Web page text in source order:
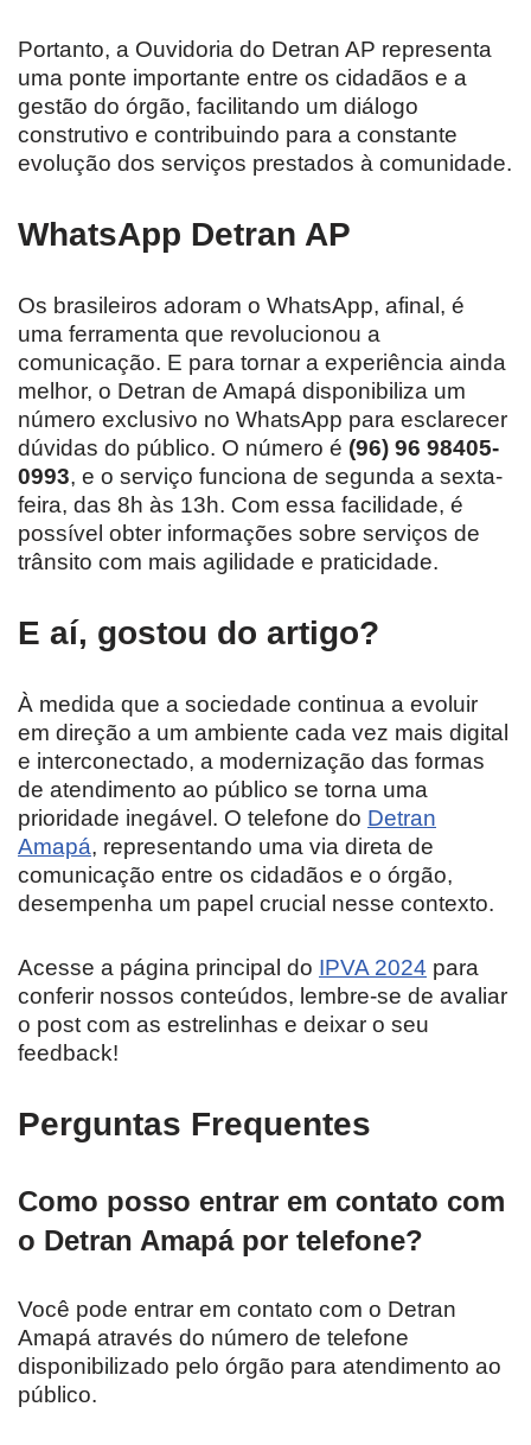
Portanto, a Ouvidoria do Detran AP representa
uma ponte importante entre os cidadãos e a
gestão do órgão, facilitando um diálogo
construtivo e contribuindo para a constante
evolução dos serviços prestados à comunidade.
WhatsApp Detran AP
Os brasileiros adoram o WhatsApp, afinal, é
uma ferramenta que revolucionou a
comunicação. E para tornar a experiência ainda
melhor, o Detran de Amapá disponibiliza um
número exclusivo no WhatsApp para esclarecer
dúvidas do público. O número é (96) 96 98405-
0993, e o serviço funciona de segunda a sexta-
feira, das 8h às 13h. Com essa facilidade, é
possível obter informações sobre serviços de
trânsito com mais agilidade e praticidade.
E aí, gostou do artigo?
À medida que a sociedade continua a evoluir
em direção a um ambiente cada vez mais digital
e interconectado, a modernização das formas
de atendimento ao público se torna uma
prioridade inegável. O telefone do Detran
Amapá, representando uma via direta de
comunicação entre os cidadãos e o órgão,
desempenha um papel crucial nesse contexto.
Acesse a página principal do IPVA 2024 para
conferir nossos conteúdos, lembre-se de avaliar
o post com as estrelinhas e deixar o seu
feedback!
Perguntas Frequentes
Como posso entrar em contato com
o Detran Amapá por telefone?
Você pode entrar em contato com o Detran
Amapá através do número de telefone
disponibilizado pelo órgão para atendimento ao
público.